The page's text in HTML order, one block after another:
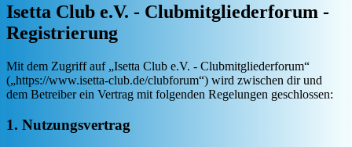
Isetta Club e.V. - Clubmitgliederforum -
Registrierung
Mit dem Zugriff auf „Isetta Club e.V. - Clubmitgliederforum“
(„https://www.isetta-club.de/clubforum“) wird zwischen dir und
dem Betreiber ein Vertrag mit folgenden Regelungen geschlossen:
1. Nutzungsvertrag